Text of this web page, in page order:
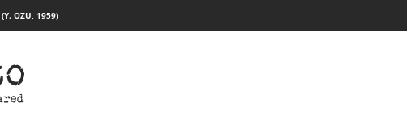
(Y. OZU, 1959)